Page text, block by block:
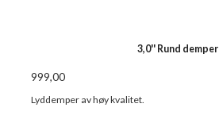
3,0'' Rund demper
999,00
Lyddemper av høy kvalitet.